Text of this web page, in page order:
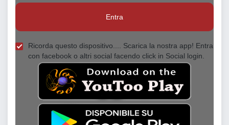
Entra
Ricorda questo dispositivo.... Scarica la nostra app! Entra
con facebook o altri social facendo click in Social login.